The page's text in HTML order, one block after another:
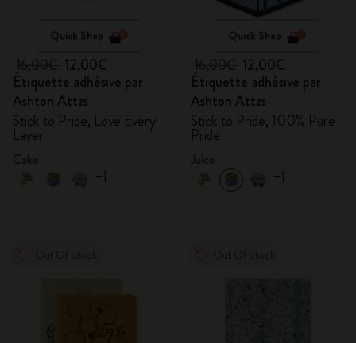
Quick Shop
12,00€
Étiquette adhésive par
Ashton Attzs
Stick to Pride, Love Every
Layer
+1
Quick Shop
12,00€
Étiquette adhésive par
Ashton Attzs
Stick to Pride, 100% Pure
Pride
+1